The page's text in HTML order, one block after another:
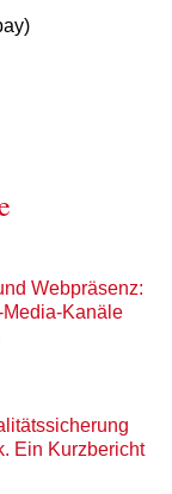
Webpräsenz:
Kanäle
Ein Kurzbericht